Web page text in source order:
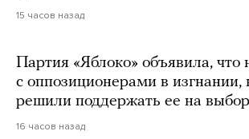
15 часов назад
Партия «Яблоко» объявила, что
с оппозиционерами в изгнании,
решили поддержать ее на
16 часов назад